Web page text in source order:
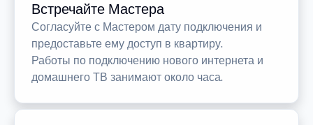
Встречайте Мастера
Согласуйте с Мастером дату подключения и
предоставьте ему доступ в квартиру.
Работы по подключению нового интернета и
домашнего ТВ занимают около часа.